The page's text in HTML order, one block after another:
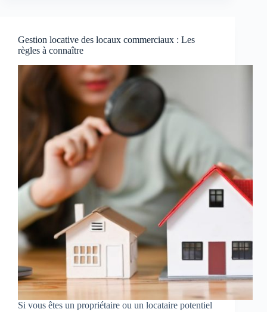
Gestion locative des locaux commerciaux : Les
règles à connaître
Si vous êtes un propriétaire ou un locataire potentiel